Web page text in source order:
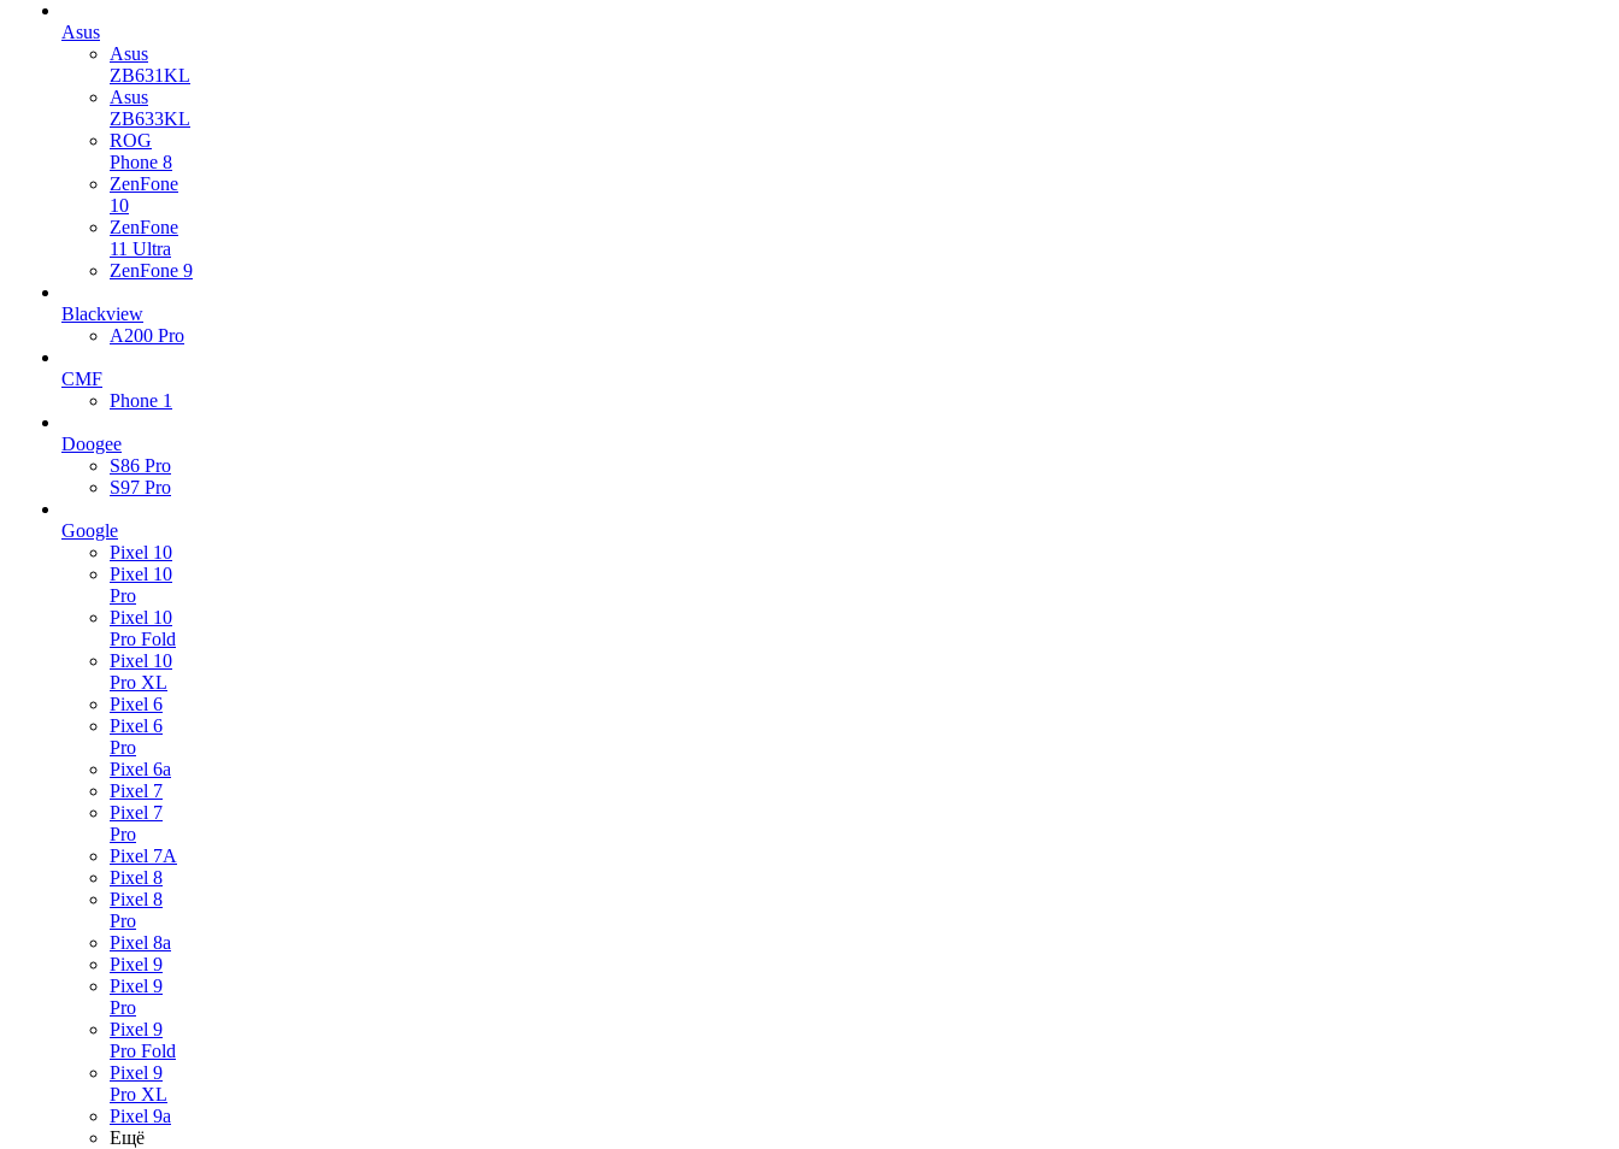
Asus
Asus
ZB631KL
Asus
ZB633KL
ROG
Phone 8
ZenFone
10
ZenFone
11 Ultra
ZenFone 9
Blackview
A200 Pro
CMF
Phone 1
Doogee
S86 Pro
S97 Pro
Google
Pixel 10
Pixel 10
Pro
Pixel 10
Pro Fold
Pixel 10
Pro XL
Pixel 6
Pixel 6
Pro
Pixel 6a
Pixel 7
Pixel 7
Pro
Pixel 7A
Pixel 8
Pixel 8
Pro
Pixel 8a
Pixel 9
Pixel 9
Pro
Pixel 9
Pro Fold
Pixel 9
Pro XL
Pixel 9a
Ещё